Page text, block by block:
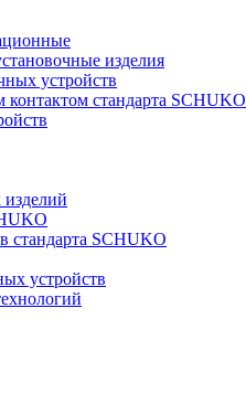
изделия
устройств
стандарта SCHUKO
изделий
стандарта SCHUKO
устройств